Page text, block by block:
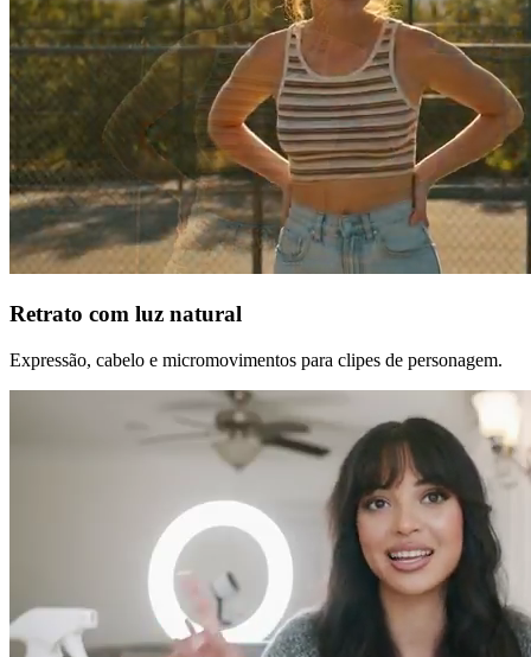
Retrato com luz natural
Expressão, cabelo e micromovimentos para clipes de personagem.